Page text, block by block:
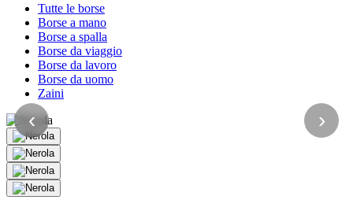
Tutte le borse
Borse a mano
Borse a spalla
Borse da viaggio
Borse da lavoro
Borse da uomo
Zaini
‹ ›